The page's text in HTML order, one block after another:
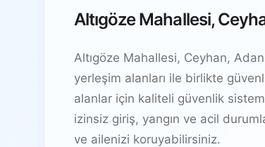
Altıgöze Mahallesi,
Altıgöze Mahallesi, Ceyhan,
yerleşim alanları ile birlikte
alanlar için kaliteli güvenlik
izinsiz giriş, yangın ve acil
ve ailenizi koruyabilirsiniz.